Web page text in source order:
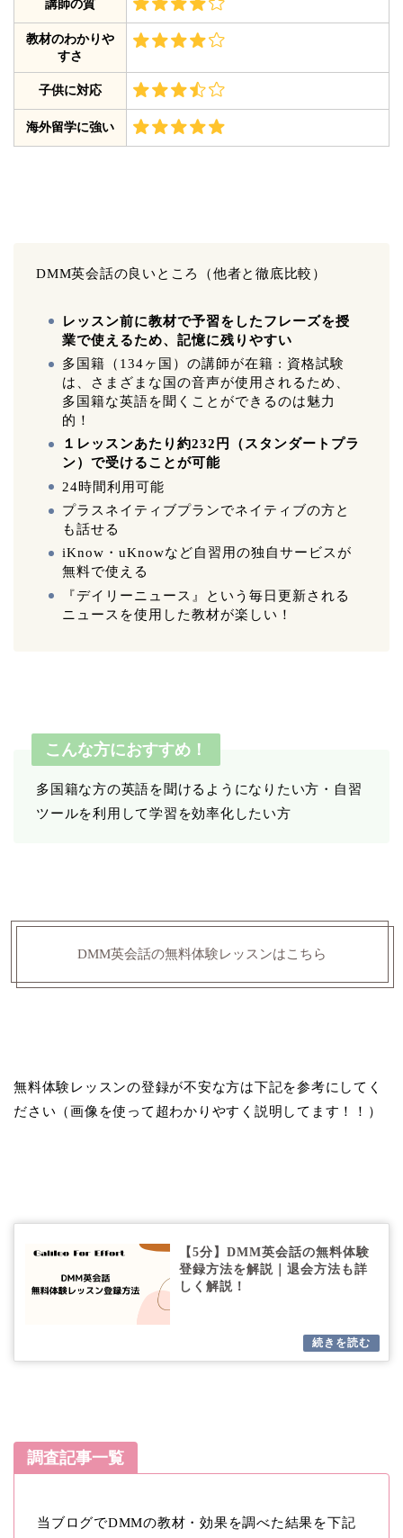
講師の質
教材のわかりや
すさ
子供に対応
海外留学に強い
DMM英会話の良いところ（他者と徹底比較）
レッスン前に教材で予習をしたフレーズを授
業で使えるため、記憶に残りやすい
多国籍（134ヶ国）の講師が在籍 : 資格試験
は、さまざまな国の音声が使用されるため、
多国籍な英語を聞くことができるのは魅力
的！
１レッスンあたり約232円（スタンダートプラ
ン）で受けることが可能
24時間利用可能
プラスネイティブプランでネイティブの方と
も話せる
iKnow・uKnowなど自習用の独自サービスが
無料で使える
『デイリーニュース』という毎日更新される
ニュースを使用した教材が楽しい！
こんな方におすすめ！
多国籍な方の英語を聞けるようになりたい方・自習
ツールを利用して学習を効率化したい方
DMM英会話の無料体験レッスンはこちら
無料体験レッスンの登録が不安な方は下記を参考にしてく
ださい（画像を使って超わかりやすく説明してます！！）
【5分】DMM英会話の無料体験
登録方法を解説｜退会方法も詳
しく解説！
調査記事一覧
当ブログでDMMの教材・効果を調べた結果を下記